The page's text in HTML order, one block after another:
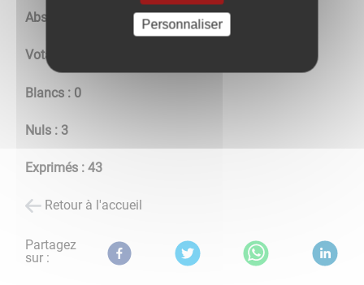
Abstentions : 43
Votants : 46
Blancs : 0
Nuls : 3
Exprimés : 43
Retour à l'accueil
Partagez
sur :
Personnaliser